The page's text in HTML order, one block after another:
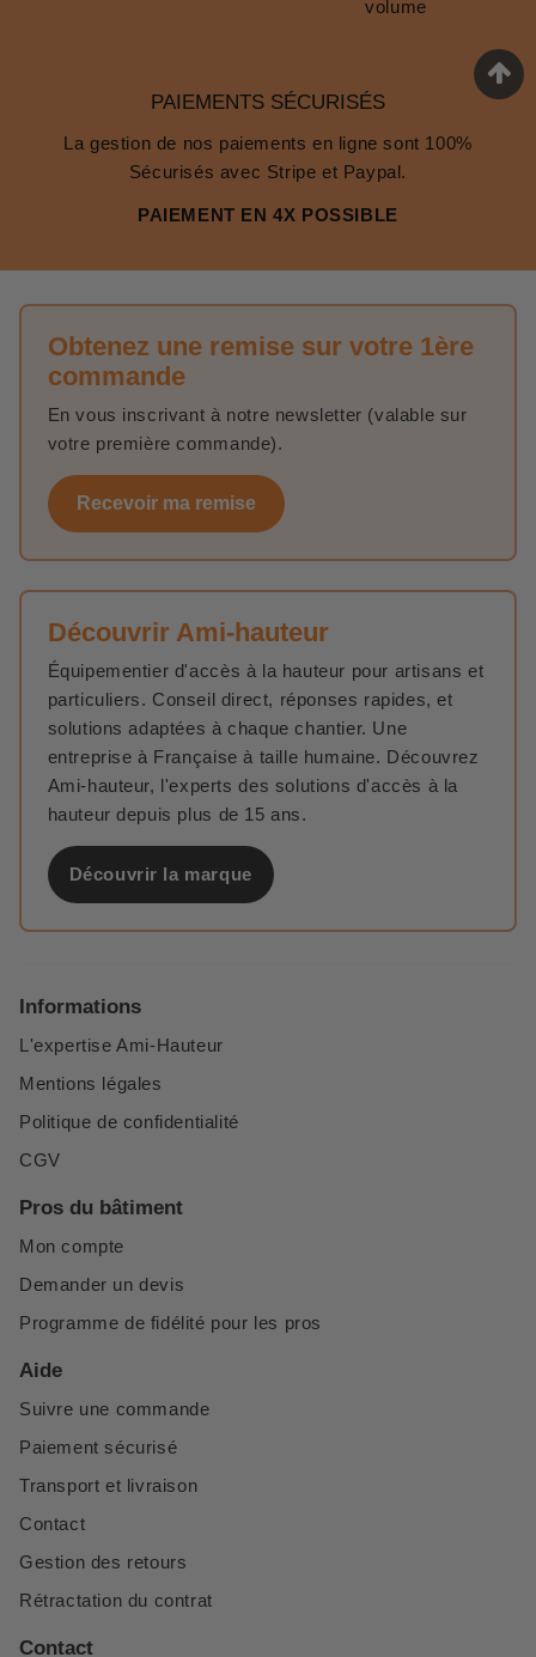
volume
PAIEMENTS SÉCURISÉS
La gestion de nos paiements en ligne sont 100%
Sécurisés avec Stripe et Paypal.
PAIEMENT EN 4X POSSIBLE
Obtenez une remise sur votre 1ère
commande
En vous inscrivant à notre newsletter (valable sur
votre première commande).
Recevoir ma remise
Découvrir Ami-hauteur
Équipementier d'accès à la hauteur pour artisans et
particuliers. Conseil direct, réponses rapides, et
solutions adaptées à chaque chantier. Une
entreprise à Française à taille humaine. Découvrez
Ami-hauteur, l'experts des solutions d'accès à la
hauteur depuis plus de 15 ans.
Découvrir la marque
Informations
L'expertise Ami-Hauteur
Mentions légales
Politique de confidentialité
CGV
Pros du bâtiment
Mon compte
Demander un devis
Programme de fidélité pour les pros
Aide
Suivre une commande
Paiement sécurisé
Transport et livraison
Contact
Gestion des retours
Rétractation du contrat
Contact